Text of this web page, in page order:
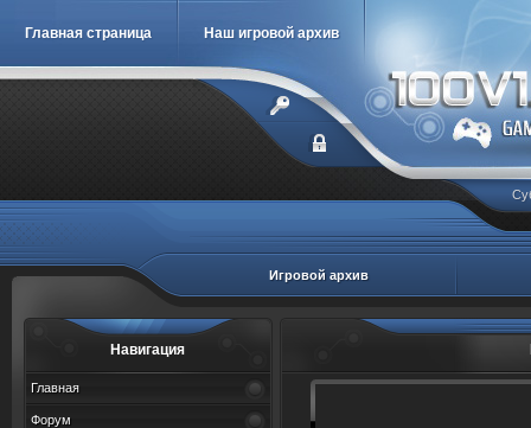
Главная страница Наш игровой архив
Игровой архив
Навигация
Главная
Форум